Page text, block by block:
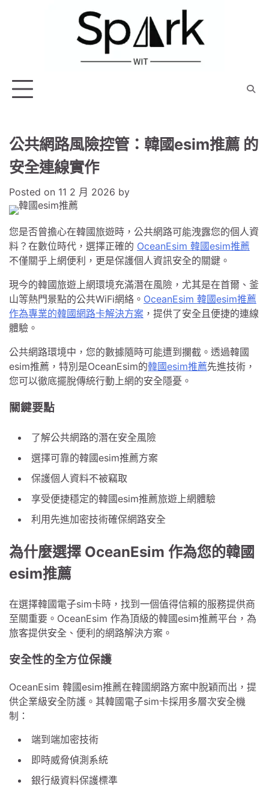
公共網路風險控管：韓國esim推薦 的
安全連線實作
Posted on 11 2 月 2026 by
您是否曾擔心在韓國旅遊時，公共網路可能洩露您的個人資
料？在數位時代，選擇正確的 OceanEsim 韓國esim推薦
不僅關乎上網便利，更是保護個人資訊安全的關鍵。
現今的韓國旅遊上網環境充滿潛在風險，尤其是在首爾、釜
山等熱門景點的公共WiFi網絡。 OceanEsim 韓國esim推薦
作為專業的韓國網路卡解決方案 ，提供了安全且便捷的連線
體驗。
公共網路環境中，您的數據隨時可能遭到攔截。透過韓國
esim推薦，特別是OceanEsim的韓國esim推薦先進技術，
您可以徹底擺脫傳統行動上網的安全隱憂。
關鍵要點
了解公共網路的潛在安全風險
選擇可靠的韓國esim推薦方案
保護個人資料不被竊取
享受便捷穩定的韓國esim推薦旅遊上網體驗
利用先進加密技術確保網路安全
為什麼選擇 OceanEsim 作為您的韓國
esim推薦
在選擇韓國電子sim卡時，找到一個值得信賴的服務提供商
至關重要。OceanEsim 作為頂級的韓國esim推薦平台，為
旅客提供安全、便利的網路解決方案。
安全性的全方位保護
OceanEsim 韓國esim推薦在韓國網路方案中脫穎而出，提
供企業級安全防護。其韓國電子sim卡採用多層次安全機
制：
端到端加密技術
即時威脅偵測系統
銀行級資料保護標準